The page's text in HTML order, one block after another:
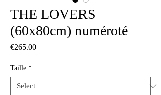
THE LOVERS
(60x80cm) numéroté
€265.00Price
Taille *